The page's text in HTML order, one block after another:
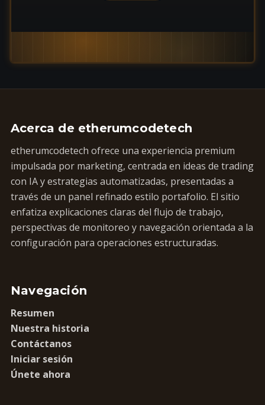
Acerca de etherumcodetech
etherumcodetech ofrece una experiencia premium
impulsada por marketing, centrada en ideas de trading
con IA y estrategias automatizadas, presentadas a
través de un panel refinado estilo portafolio. El sitio
enfatiza explicaciones claras del flujo de trabajo,
perspectivas de monitoreo y navegación orientada a la
configuración para operaciones estructuradas.
Navegación
Resumen
Nuestra historia
Contáctanos
Iniciar sesión
Únete ahora